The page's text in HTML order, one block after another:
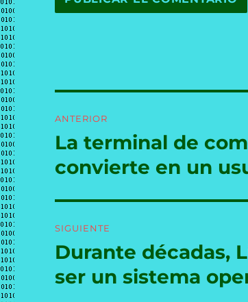
de
entradas
ANTERIOR
Entrada
La terminal de
convierte en un
SIGUIENTE
Entrada
Durante décadas,
ser un sistema